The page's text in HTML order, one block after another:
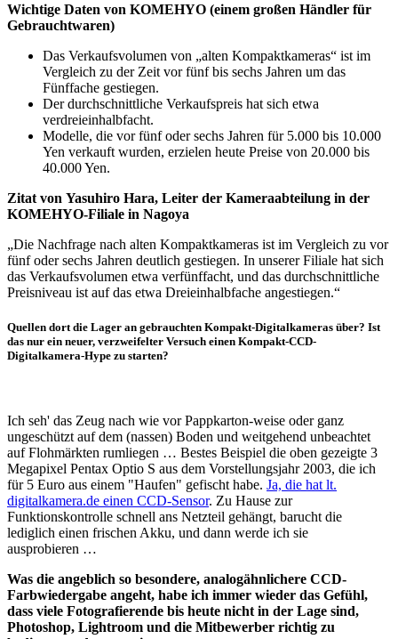
Wichtige Daten von KOMEHYO (einem großen Händler für
Gebrauchtwaren)
Das Verkaufsvolumen von „alten Kompaktkameras“ ist im
Vergleich zu der Zeit vor fünf bis sechs Jahren um das
Fünffache gestiegen.
Der durchschnittliche Verkaufspreis hat sich etwa
verdreieinhalbfacht.
Modelle, die vor fünf oder sechs Jahren für 5.000 bis 10.000
Yen verkauft wurden, erzielen heute Preise von 20.000 bis
40.000 Yen.
Zitat von Yasuhiro Hara, Leiter der Kameraabteilung in der
KOMEHYO-Filiale in Nagoya
„Die Nachfrage nach alten Kompaktkameras ist im Vergleich zu vor
fünf oder sechs Jahren deutlich gestiegen. In unserer Filiale hat sich
das Verkaufsvolumen etwa verfünffacht, und das durchschnittliche
Preisniveau ist auf das etwa Dreieinhalbfache angestiegen.“
Quellen dort die Lager an gebrauchten Kompakt-Digitalkameras über? Ist
das nur ein neuer, verzweifelter Versuch einen Kompakt-CCD-
Digitalkamera-Hype zu starten?
Ich seh' das Zeug nach wie vor Pappkarton-weise oder ganz
ungeschützt auf dem (nassen) Boden und weitgehend unbeachtet
auf Flohmärkten rumliegen … Bestes Beispiel die oben gezeigte 3
Megapixel Pentax Optio S aus dem Vorstellungsjahr 2003, die ich
für 5 Euro aus einem "Haufen" gefischt habe. Ja, die hat lt.
digitalkamera.de einen CCD-Sensor. Zu Hause zur
Funktionskontrolle schnell ans Netzteil gehängt, barucht die
lediglich einen frischen Akku, und dann werde ich sie
ausprobieren …
Was die angeblich so besondere, analogähnlichere CCD-
Farbwiedergabe angeht, habe ich immer wieder das Gefühl,
dass viele Fotografierende bis heute nicht in der Lage sind,
Photoshop, Lightroom und die Mitbewerber richtig zu